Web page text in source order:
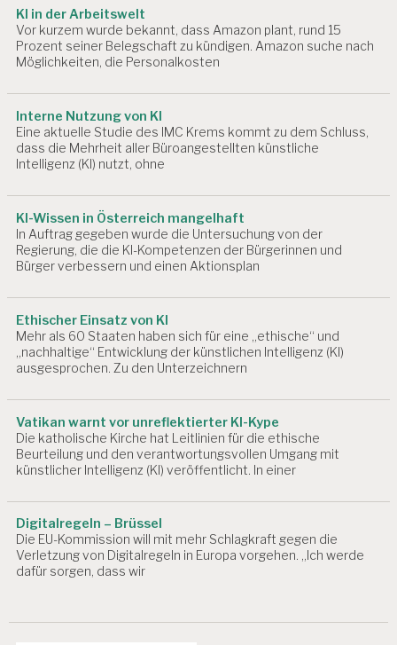
KI in der Arbeitswelt
Vor kurzem wurde bekannt, dass Amazon plant, rund 15
Prozent seiner Belegschaft zu kündigen. Amazon suche nach
Möglichkeiten, die Personalkosten
Interne Nutzung von KI
Eine aktuelle Studie des IMC Krems kommt zu dem Schluss,
dass die Mehrheit aller Büroangestellten künstliche
Intelligenz (KI) nutzt, ohne
KI-Wissen in Österreich mangelhaft
In Auftrag gegeben wurde die Untersuchung von der
Regierung, die die KI-Kompetenzen der Bürgerinnen und
Bürger verbessern und einen Aktionsplan
Ethischer Einsatz von KI
Mehr als 60 Staaten haben sich für eine „ethische“ und
„nachhaltige“ Entwicklung der künstlichen Intelligenz (KI)
ausgesprochen. Zu den Unterzeichnern
Vatikan warnt vor unreflektierter KI-Kype
Die katholische Kirche hat Leitlinien für die ethische
Beurteilung und den verantwortungsvollen Umgang mit
künstlicher Intelligenz (KI) veröffentlicht. In einer
Digitalregeln – Brüssel
Die EU-Kommission will mit mehr Schlagkraft gegen die
Verletzung von Digitalregeln in Europa vorgehen. „Ich werde
dafür sorgen, dass wir